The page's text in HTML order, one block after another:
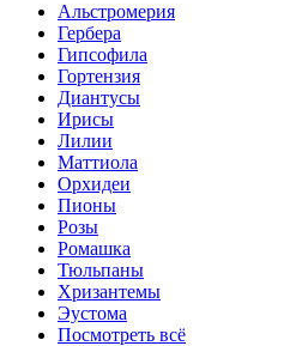
Альстромерия
Гербера
Гипсофила
Гортензия
Диантусы
Ирисы
Лилии
Маттиола
Орхидеи
Пионы
Розы
Ромашка
Тюльпаны
Хризантемы
Эустома
Посмотреть всё